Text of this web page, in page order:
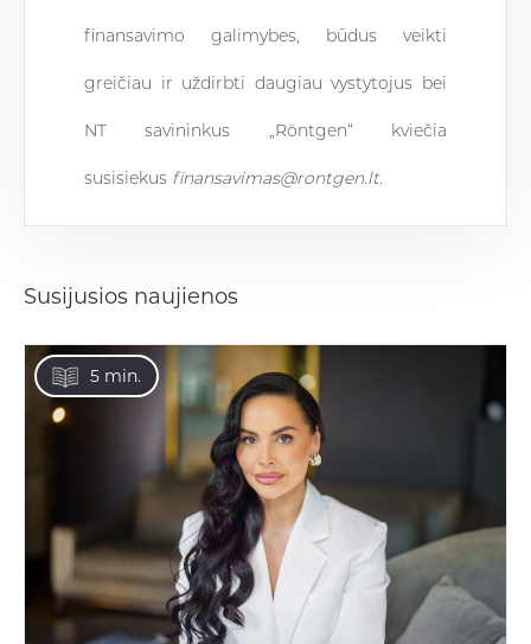
finansavimo galimybes, būdus veikti
greičiau ir uždirbti daugiau vystytojus bei
NT savininkus „Röntgen“ kviečia
susisiekus finansavimas@rontgen.lt.
Susijusios naujienos
5 min.